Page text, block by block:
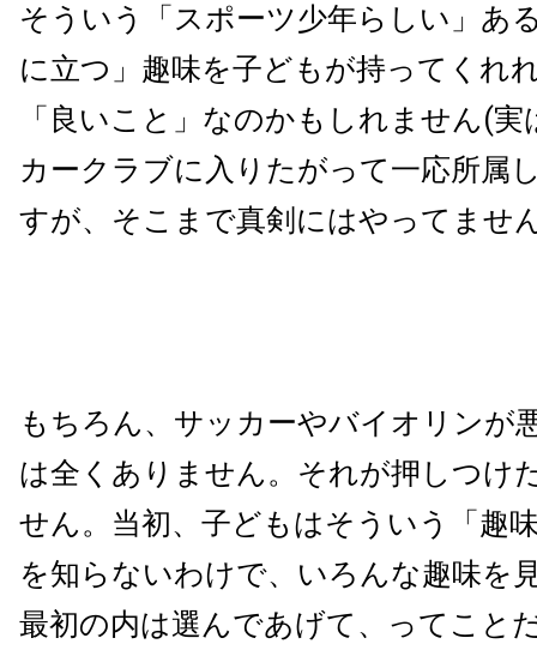
そういう「スポーツ少年らしい」あ
に立つ」趣味を子どもが持ってくれ
「良いこと」なのかもしれません(
カークラブに入りたがって一応所属
すが、そこまで真剣にはやってませ
もちろん、サッカーやバイオリンが
は全くありません。それが押しつけ
せん。当初、子どもはそういう「趣
を知らないわけで、いろんな趣味を
最初の内は選んであげて、ってこと